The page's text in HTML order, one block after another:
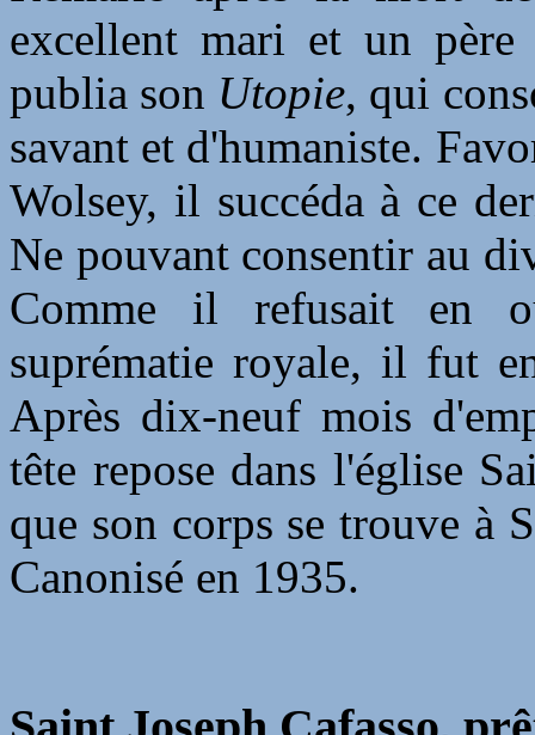
excellent mari et un
publia son Utopie, qui
savant et d'humaniste.
Wolsey, il succéda à ce
Ne pouvant consentir au
Comme il refusait en
suprématie royale, il fut
Après dix-neuf mois
tête repose dans l'église
que son corps se trouve à
Canonisé en 1935.